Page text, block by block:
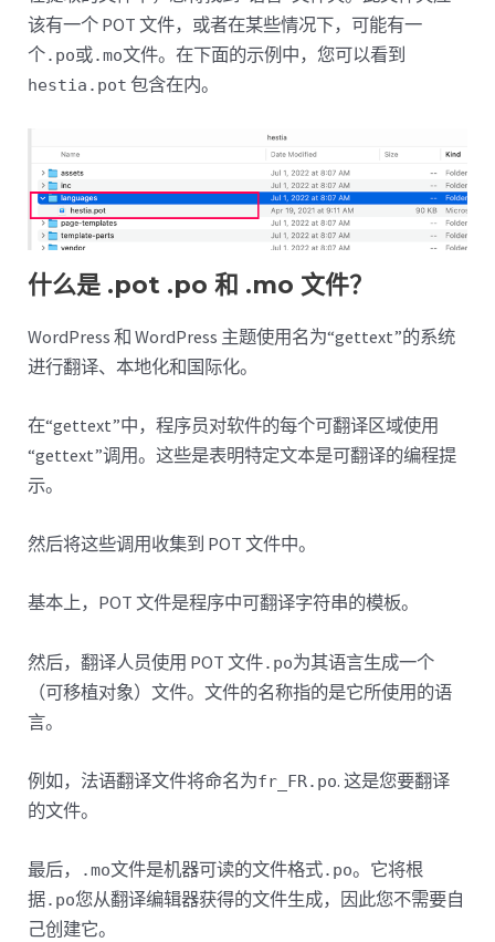
该有一个 POT 文件，或者在某些情况下，可能有一
个.po或.mo文件。在下面的示例中，您可以看到
hestia.pot 包含在内。
什么是 .pot .po 和 .mo 文件？
WordPress 和 WordPress 主题使用名为“gettext”的系统
进行翻译、本地化和国际化。
在“gettext”中，程序员对软件的每个可翻译区域使用
“gettext”调用。这些是表明特定文本是可翻译的编程提
示。
然后将这些调用收集到 POT 文件中。
基本上，POT 文件是程序中可翻译字符串的模板。
然后，翻译人员使用 POT 文件.po为其语言生成一个
（可移植对象）文件。文件的名称指的是它所使用的语
言。
例如，法语翻译文件将命名为fr_FR.po. 这是您要翻译
的文件。
最后， .mo文件是机器可读的文件格式.po。它将根
据.po您从翻译编辑器获得的文件生成，因此您不需要自
己创建它。